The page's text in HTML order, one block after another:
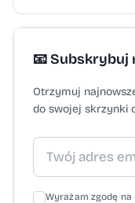
📧 Subskrybuj
Otrzymuj
do swojej skrzynki
Wyrażam zgodę